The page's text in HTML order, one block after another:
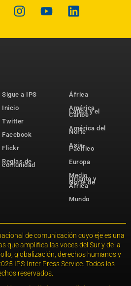
Sigue a IPS
Inicio
Twitter
Facebook
Flickr
Reglas de
comunidad
África
América
Latina y el
Caribe
América del
Norte
Asia-
Pacífico
Europa
Medio
Oriente y
Norte de
África
Mundo
de comunicación cuyo eje es una
que amplifica las voces del Sur y de la
globalización, derechos humanos y
IPS-Inter Press Service. Todos los
reservados.